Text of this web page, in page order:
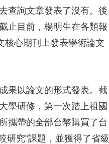
查詢文章發表了沒有。後
止目前，楊明生在各類報
核心期刊上發表學術論文
果以論文的形式發表。截
學研修，第一次踏上祖國
攜帶的全部台幣購買了台
研究”課題，並獲得了省級